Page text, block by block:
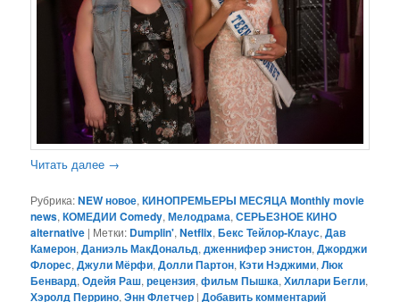
Читать далее →
Рубрика:NEW новое,КИНОПРЕМЬЕРЫ МЕСЯЦА Monthly movie
news,КОМЕДИИ Comedy,Мелодрама,СЕРЬЕЗНОЕ КИНО
alternative | Метки: Dumplin',Netflix,Бекс Тейлор-Клаус,Дав
Камерон,Даниэль МакДональд,дженнифер энистон,Джорджи
Флорес,Джули Мёрфи,Долли Партон,Кэти Нэджими,Люк
Бенвард,Одейя Раш,рецензия,фильм Пышка,Хиллари Бегли,
Хэролд Перрино,Энн Флетчер |Добавить комментарий